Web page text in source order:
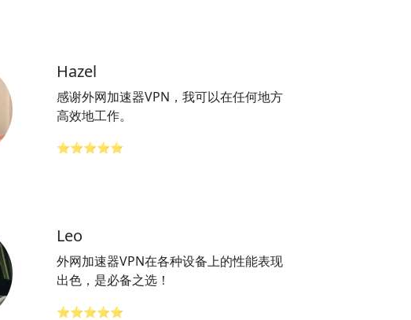
Hazel
感谢外网加速器VPN，我可以在任何地方
高效地工作。
⭐⭐⭐⭐⭐
Leo
外网加速器VPN在各种设备上的性能表现
出色，是必备之选！
⭐⭐⭐⭐⭐